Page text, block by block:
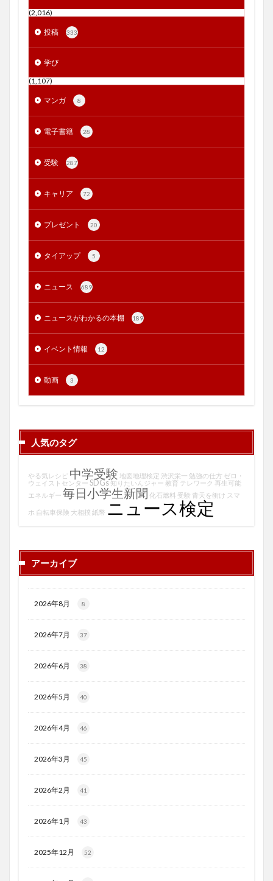
(2,016)
投稿 333
学び
(1,107)
マンガ 8
電子書籍 28
受験 287
キャリア 72
プレゼント 20
タイアップ 5
ニュース 689
ニュースがわかるの本棚 189
イベント情報 12
動画 3
人気のタグ
やる気レシピ 中学受験 地図地理検定 渋沢栄一 勉強の仕方 ゼロ・
ウェイストセンター SDGs 知りたいんジャー 教育 テレワーク 再生可能
エネルギー 毎日小学生新聞 化石燃料 受験 青天を衝け スマ
ホ 自転車保険 大相撲 紙幣 ニュース検定
アーカイブ
2026年8月 8
2026年7月 37
2026年6月 38
2026年5月 40
2026年4月 46
2026年3月 45
2026年2月 41
2026年1月 43
2025年12月 52